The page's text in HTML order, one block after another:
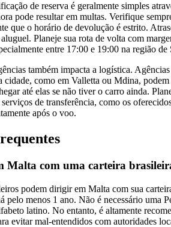
de reserva é geralmente simples
pode resultar em multas. Verifique
que o horário de devolução é estrito.
Planeje sua rota de volta com
entre 17:00 e 19:00 na região de
também impacta a logística.
cidade, como em Valletta ou Mdina,
até elas se não tiver o carro ainda.
de transferência, como os
após o voo.
Malta com uma carteira
podem dirigir em Malta com sua
pelo menos 1 ano. Não é necessário uma
latino. No entanto, é altamente
evitar mal-entendidos com autoridades